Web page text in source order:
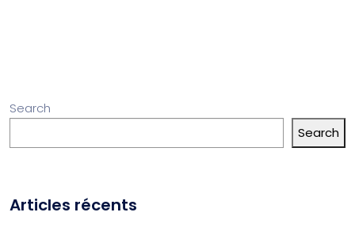
Search
Search
Articles récents